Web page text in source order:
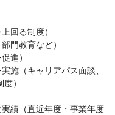
上回る制度）
部門教育など）
進）
施（キャリアパス面談、
）
績（直近年度・事業年度